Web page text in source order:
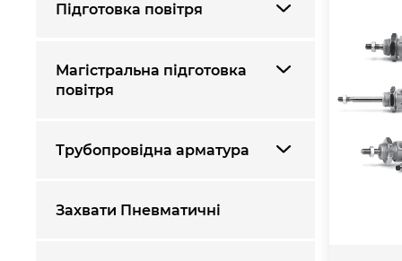
Підготовка повітря
Магістральна підготовка
повітря
Трубопровідна арматура
Захвати Пневматичні